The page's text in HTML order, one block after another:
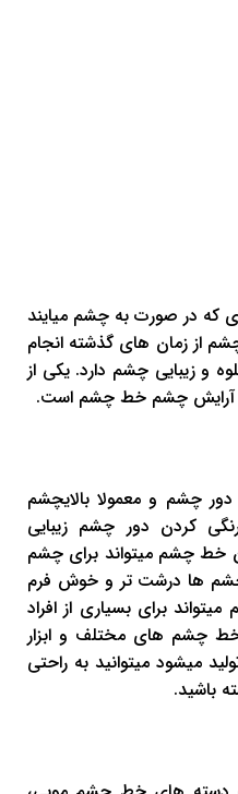
که در صورت به چشم میایند
از زمان های گذشته انجام
و زیبایی چشم دارد. یکی از
آرایش چشم خط چشم است.
چشم و معمولا بالایچشم
کردن دور چشم زیبایی
چشم میتواند برای چشم
چشم ها درشت تر و خوش فرم
برای بسیاری از افراد
خط چشم های مختلف و ابزار
میشود میتوانید به راحتی
باشید.